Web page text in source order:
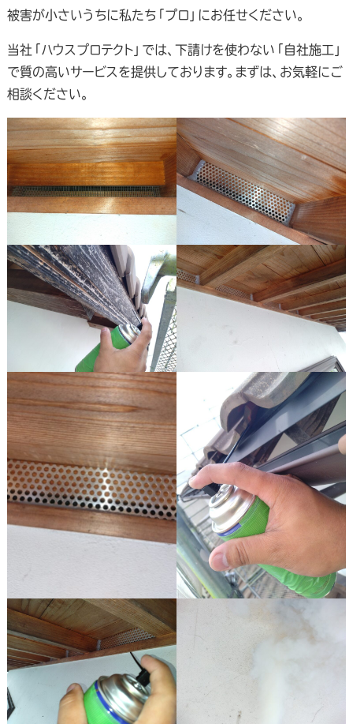
被害が小さいうちに私たち「プロ」にお任せください。
当社「ハウスプロテクト」では、下請けを使わない「自社施工」
で質の高いサービスを提供しております。まずは、お気軽にご
相談ください。